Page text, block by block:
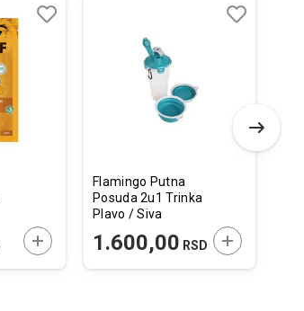
DODAJTE U KORPU
Flamingo Putna
Posuda 2u1 Trinka
Plavo / Siva
1.600,00 RSD DODAJTE U